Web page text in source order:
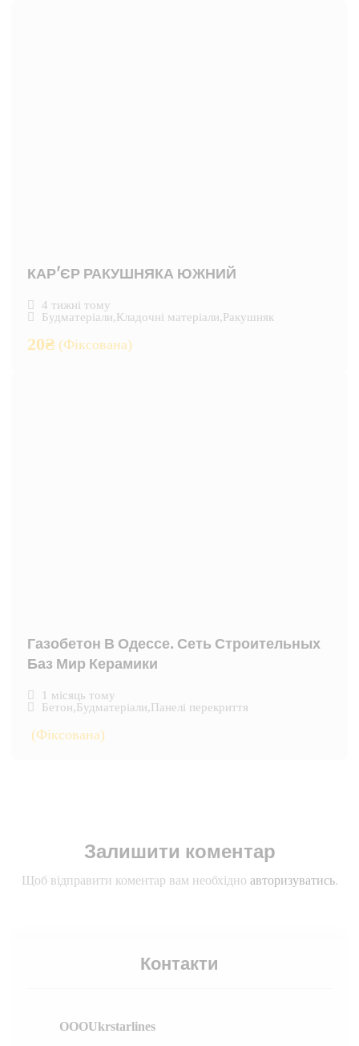
КАР'ЄР РАКУШНЯКА ЮЖНИЙ
4 тижні тому
Будматеріали,Кладочні матеріали,Ракушняк
20₴ (Фіксована)
Газобетон В Одессе. Сеть Строительных
Баз Мир Керамики
1 місяць тому
Бетон,Будматеріали,Панелі перекриття
(Фіксована)
Залишити коментар
Щоб відправити коментар вам необхідно авторизуватись.
Контакти
OOOUkrstarlines